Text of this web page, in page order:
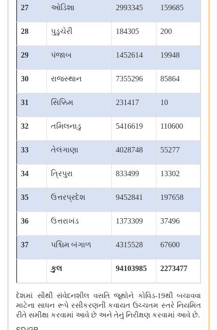
27 ઓડિશા 2993345 159685
28 પુડુચેરી 184305 200
29 પંજાબ 1452614 19948
30 રાજસ્થાન 7355296 85864
31 સિક્કિમ 231417 10
32 તમિલનાડુ 5416619 110600
33 તેલંગાણા 4028748 55277
34 ત્રિપુરા 833499 13302
35 ઉત્તરપ્રદેશ 9452841 197658
36 ઉત્તરાખંડ 1373309 37496
37 પશ્ચિમ બંગાળ 4315528 67600
કુલ 94103985 2273477
દેશમાં સૌથી સંવેદનશીલ વસતિ જૂથોને કોવિડ-19થી બચાવવા
માટેના સાધન રૂપે રસીકરણની કવાયત ઉચ્ચતમ સ્તરે નિયમિત
રીતે સમીક્ષા કરવામાં આવે છે અને તેનું નિરીક્ષણ કરવામાં આવે છે.